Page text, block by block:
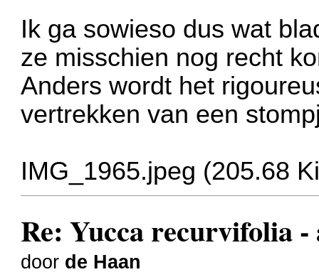
Ik ga sowieso dus wat
ze misschien nog recht
Anders wordt het
vertrekken van een
IMG_1965.jpeg (205.68
Re: Yucca recurvifolia
door de Haan